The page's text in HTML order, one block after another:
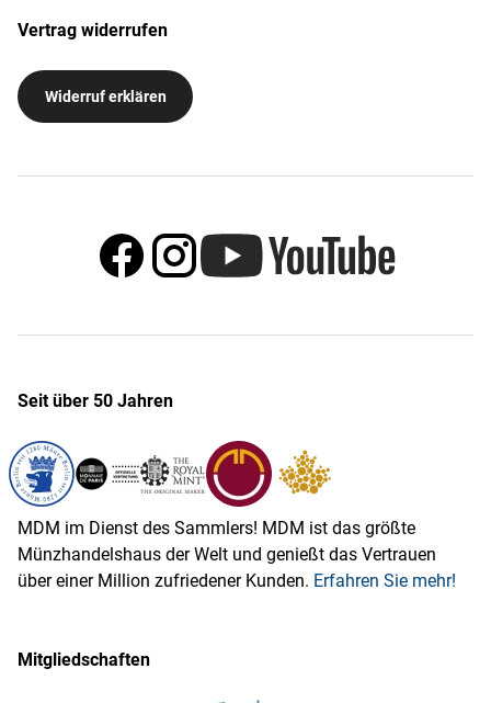
Vertrag widerrufen
Widerruf erklären
Seit über 50 Jahren
MDM im Dienst des Sammlers! MDM ist das größte
Münzhandelshaus der Welt und genießt das Vertrauen
über einer Million zufriedener Kunden. Erfahren Sie mehr!
Mitgliedschaften